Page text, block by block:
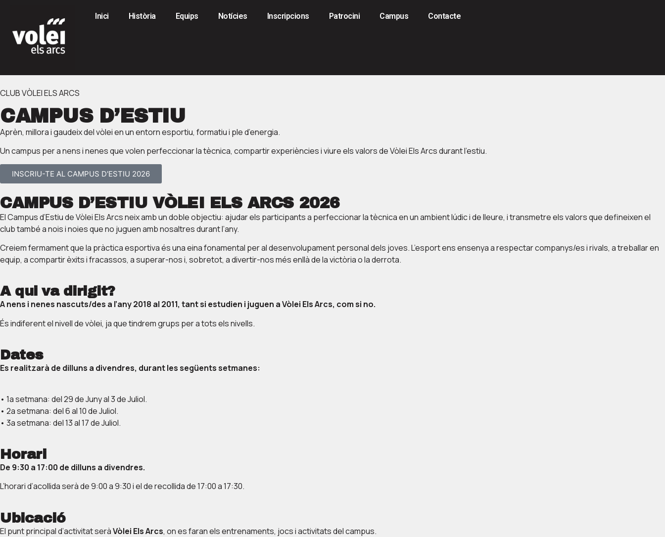
Inici Història Equips Notícies Inscripcions Patrocini Campus Contacte
CLUB VÒLEI ELS ARCS
CAMPUS D’ESTIU
Aprèn, millora i gaudeix del vòlei en un entorn esportiu, formatiu i ple d’energia.
Un campus per a nens i nenes que volen perfeccionar la tècnica, compartir experiències i viure els valors de Vòlei Els Arcs durant l’estiu.
INSCRIU-TE AL CAMPUS D'ESTIU 2026
CAMPUS D’ESTIU VÒLEI ELS ARCS 2026
El Campus d’Estiu de Vòlei Els Arcs neix amb un doble objectiu: ajudar els participants a perfeccionar la tècnica en un ambient lúdic i de lleure, i transmetre els valors que defineixen el
club també a nois i noies que no juguen amb nosaltres durant l’any.
Creiem fermament que la pràctica esportiva és una eina fonamental per al desenvolupament personal dels joves. L’esport ens ensenya a respectar companys/es i rivals, a treballar en
equip, a compartir èxits i fracassos, a superar-nos i, sobretot, a divertir-nos més enllà de la victòria o la derrota.
A qui va dirigit?
A nens i nenes nascuts/des a l’any 2018 al 2011, tant si estudien i juguen a Vòlei Els Arcs, com si no.
És indiferent el nivell de vòlei, ja que tindrem grups per a tots els nivells.
Dates
Es realitzarà de dilluns a divendres, durant les següents setmanes:
•⁠ ⁠1a setmana: del 29 de Juny al 3 de Juliol.
•⁠ ⁠2a setmana: del 6 al 10 de Juliol.
•⁠ ⁠3a setmana: del 13 al 17 de Juliol.
Horari
De 9:30 a 17:00 de dilluns a divendres.
L’horari d’acollida serà de 9:00 a 9:30 i el de recollida de 17:00 a 17:30.
Ubicació
El punt principal d’activitat seràVòlei Els Arcs, on es faran els entrenaments, jocs i activitats del campus.